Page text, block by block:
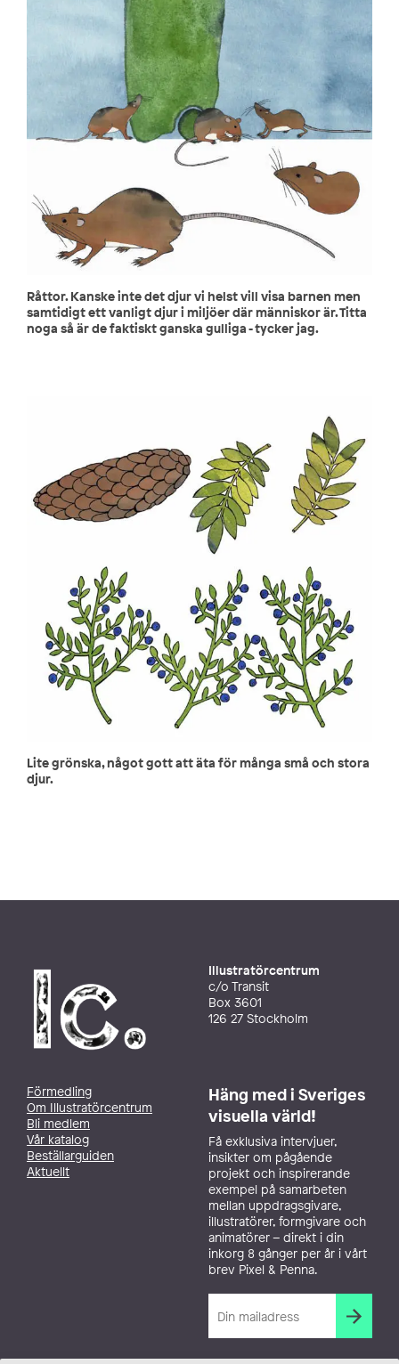
Råttor. Kanske inte det djur vi helst vill visa barnen men
samtidigt ett vanligt djur i miljöer där människor är. Titta
noga så är de faktiskt ganska gulliga - tycker jag.
Lite grönska, något gott att äta för många små och stora
djur.
Illustratörcentrum
c/o Transit
Box 3601
126 27 Stockholm
Förmedling
Om Illustratörcentrum
Bli medlem
Vår katalog
Beställarguiden
Aktuellt
Häng med i Sveriges
visuella värld!
Få exklusiva intervjuer,
insikter om pågående
projekt och inspirerande
exempel på samarbeten
mellan uppdragsgivare,
illustratörer, formgivare och
animatörer – direkt i din
inkorg 8 gånger per år i vårt
brev Pixel & Penna.